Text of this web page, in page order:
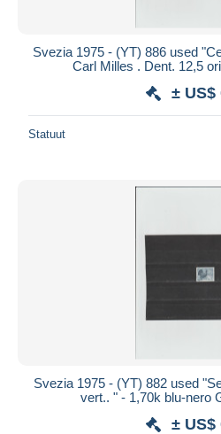
Svezia 1975 - (YT) 886 used
Carl Milles . Dent. 12,5
± US$
Statuut
Svezia 1975 - (YT) 882 used
vert.. " - 1,70k blu-nero
± US$